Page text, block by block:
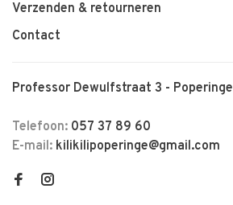
Verzenden & retourneren
Contact
Professor Dewulfstraat 3 - Poperinge
Telefoon: 057 37 89 60
E-mail: kilikilipoperinge@gmail.com